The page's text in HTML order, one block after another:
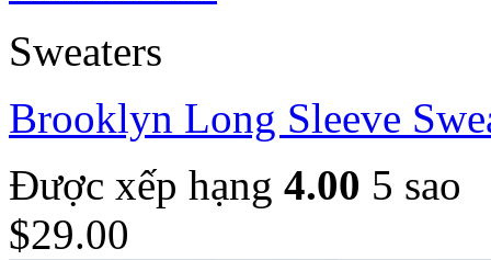
Sweaters
Brooklyn Long Sleeve
Được xếp hạng 4.00 5 sao
$29.00